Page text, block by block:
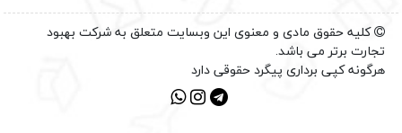
کلیه حقوق مادی و معنوی این وبسایت متعلق به شرکت بهبود
تجارت برتر می باشد.
هرگونه کپی برداری پیگرد حقوقی دارد